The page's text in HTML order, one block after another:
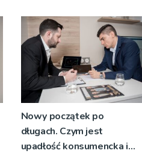
namaszczenia [ZDJĘCIA]
Nowy początek po
długach. Czym jest
upadłość konsumencka i